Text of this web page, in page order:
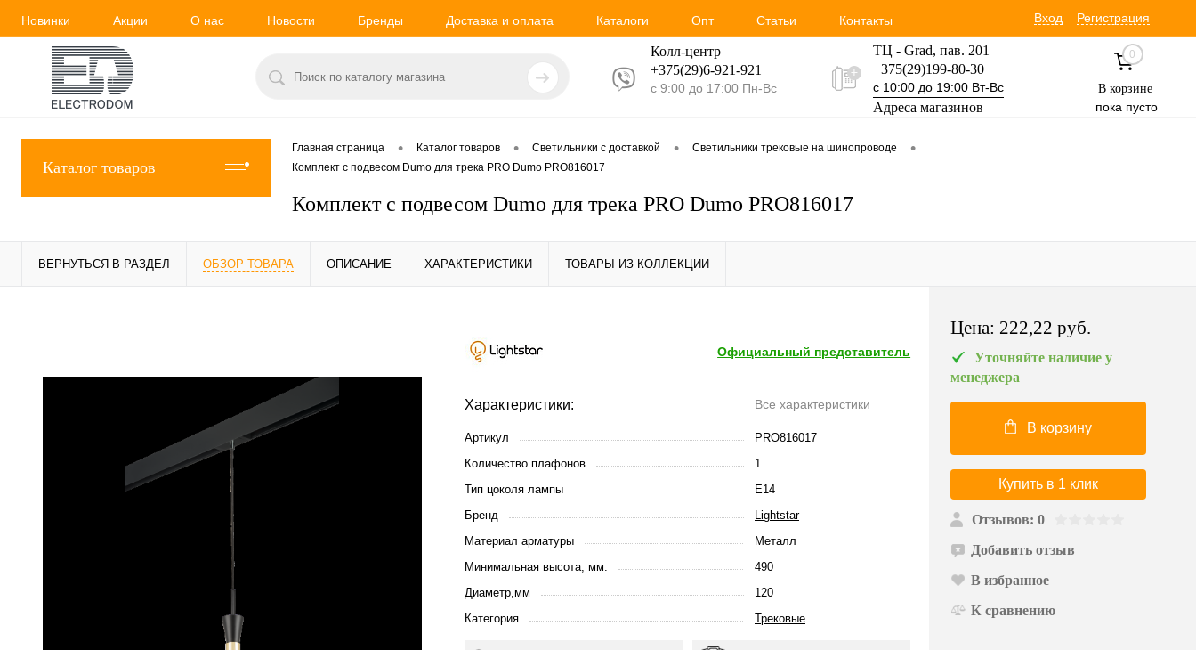
Новинки Акции О нас Новости Бренды Доставка и оплата Каталоги Опт Статьи Контакты Вход Регистрация
Колл-центр
+375(29)6-921-921
с 9:00 до 17:00 Пн-Вс
ТЦ - Grad, пав. 201
+375(29)199-80-30
с 10:00 до 19:00 Вт-Вс
Адреса магазинов
+375(29)354-30-60
0
В корзине
пока пусто
Каталог товаров
Главная страница • Каталог товаров • Светильники с доставкой • Светильники трековые на шинопроводе •
Комплект с подвесом Dumo для трека PRO Dumo PRO816017
Комплект с подвесом Dumo для трека PRO Dumo PRO816017
ВЕРНУТЬСЯ В РАЗДЕЛ ОБЗОР ТОВАРА ОПИСАНИЕ ХАРАКТЕРИСТИКИ ТОВАРЫ ИЗ КОЛЛЕКЦИИ
Официальный представитель
Характеристики: Все характеристики
Артикул
PRO816017
Количество плафонов
1
Тип цоколя лампы
E14
Бренд
Lightstar
Материал арматуры
Металл
Минимальная высота, мм:
490
Диаметр,мм
120
Категория
Трековые
Цена: 222,22 pуб.
Уточняйте наличие у
менеджера
В корзину
Купить в 1 клик
Отзывов: 0
Добавить отзыв
В избранное
К сравнению